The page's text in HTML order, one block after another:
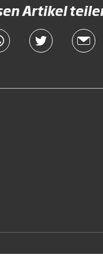
Artikel